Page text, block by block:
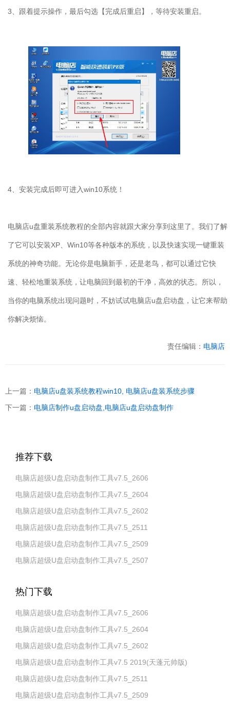
3 、跟着提示操作，最后勾选【完成后重启】，等待安装重启。
4 、安装完成后即可进入win10系统！
电脑店u盘重装系统教程的全部内容就跟大家分享到这里了。我们了解
了它可以安装XP Win10等各种版本的系统，以及快速实现一键重装
系统的神奇功能。无论你是电脑新手，还是老鸟，都可以通过它快
速、轻松地重装系统，让电脑回到最初的干净，高效的状态。所以，
当你的电脑系统出现问题时，不妨试试电脑店u盘启动盘，让它来帮助
你解决烦恼。
责任编辑： 电脑店
上一篇： 电脑店u盘装系统教程win10, 电脑店u盘装系统步骤
下一篇： 电脑店制作u盘启动盘,电脑店u盘启动盘制作
推荐下载
电脑店超级U盘启动盘制作工具v7.5_2606
电脑店超级U盘启动盘制作工具v7.5_2604
电脑店超级U盘启动盘制作工具v7.5_2602
电脑店超级U盘启动盘制作工具v7.5_2511
电脑店超级U盘启动盘制作工具v7.5_2509
电脑店超级U盘启动盘制作工具v7.5_2507
热门下载
电脑店超级U盘启动盘制作工具v7.5_2606
电脑店超级U盘启动盘制作工具v7.5_2604
电脑店超级U盘启动盘制作工具v7.5_2602
电脑店超级U盘启动盘制作工具v7.5 2019(天蓬元帅版)
电脑店超级U盘启动盘制作工具v7.5_2511
电脑店超级U盘启动盘制作工具v7.5_2509